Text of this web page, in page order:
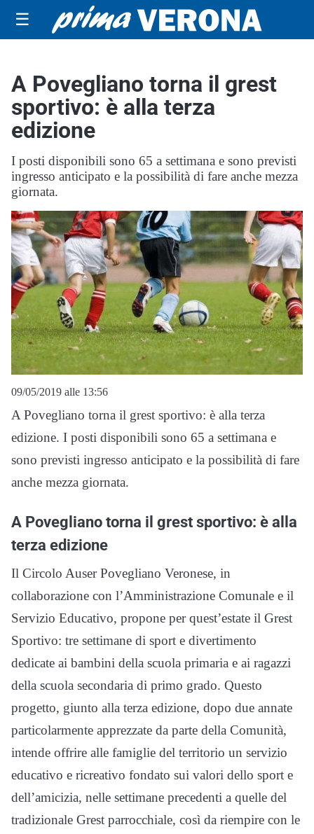
☰
A Povegliano torna il grest
sportivo: è alla terza
edizione
I posti disponibili sono 65 a settimana e sono previsti
ingresso anticipato e la possibilità di fare anche mezza
giornata.
09/05/2019 alle 13:56
A Povegliano torna il grest sportivo: è alla terza
edizione. I posti disponibili sono 65 a settimana e
sono previsti ingresso anticipato e la possibilità di fare
anche mezza giornata.
A Povegliano torna il grest sportivo: è alla
terza edizione
Il Circolo Auser Povegliano Veronese, in
collaborazione con l’Amministrazione Comunale e il
Servizio Educativo, propone per quest’estate il Grest
Sportivo: tre settimane di sport e divertimento
dedicate ai bambini della scuola primaria e ai ragazzi
della scuola secondaria di primo grado. Questo
progetto, giunto alla terza edizione, dopo due annate
particolarmente apprezzate da parte della Comunità,
intende offrire alle famiglie del territorio un servizio
educativo e ricreativo fondato sui valori dello sport e
dell’amicizia, nelle settimane precedenti a quelle del
tradizionale Grest parrocchiale, così da riempire con le